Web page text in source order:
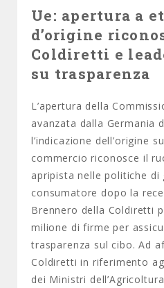
Ue: apertura a
d’origine
Coldiretti e
su trasparenza
L’apertura della
avanzata dalla Germania
l’indicazione dell’origine
commercio riconosce il
apripista nelle politiche di
consumatore dopo la
Brennero della Coldiretti
milione di firme per
trasparenza sul cibo. Ad
Coldiretti in riferimento
dei Ministri